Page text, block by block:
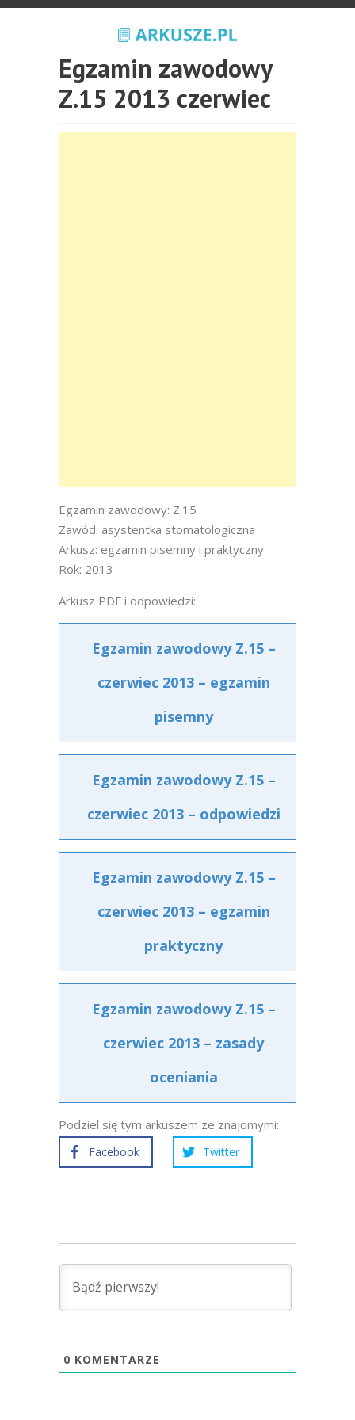
Egzamin zawodowy
Z.15 2013 czerwiec
Egzamin zawodowy: Z.15
Zawód: asystentka stomatologiczna
Arkusz: egzamin pisemny i praktyczny
Rok: 2013
Arkusz PDF i odpowiedzi:
Egzamin zawodowy Z.15 –
czerwiec 2013 – egzamin
pisemny
Egzamin zawodowy Z.15 –
czerwiec 2013 – odpowiedzi
Egzamin zawodowy Z.15 –
czerwiec 2013 – egzamin
praktyczny
Egzamin zawodowy Z.15 –
czerwiec 2013 – zasady
oceniania
Podziel się tym arkuszem ze znajomymi:
Facebook Twitter
0 KOMENTARZE